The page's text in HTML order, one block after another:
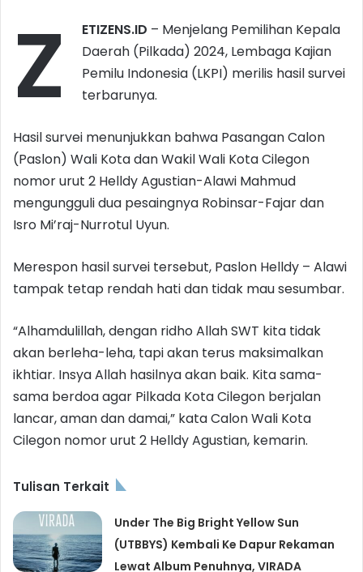
Z ETIZENS.ID – Menjelang Pemilihan Kepala
Daerah (Pilkada) 2024, Lembaga Kajian
Pemilu Indonesia (LKPI) merilis hasil survei
terbarunya.
Hasil survei menunjukkan bahwa Pasangan Calon
(Paslon) Wali Kota dan Wakil Wali Kota Cilegon
nomor urut 2 Helldy Agustian-Alawi Mahmud
mengungguli dua pesaingnya Robinsar-Fajar dan
Isro Mi’raj-Nurrotul Uyun.
Merespon hasil survei tersebut, Paslon Helldy – Alawi
tampak tetap rendah hati dan tidak mau sesumbar.
“Alhamdulillah, dengan ridho Allah SWT kita tidak
akan berleha-leha, tapi akan terus maksimalkan
ikhtiar. Insya Allah hasilnya akan baik. Kita sama-
sama berdoa agar Pilkada Kota Cilegon berjalan
lancar, aman dan damai,” kata Calon Wali Kota
Cilegon nomor urut 2 Helldy Agustian, kemarin.
Tulisan Terkait
Under The Big Bright Yellow Sun
(UTBBYS) Kembali Ke Dapur Rekaman
Lewat Album Penuhnya, VIRADA